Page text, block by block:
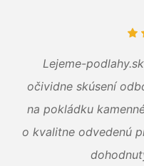
Lejeme-
očividne skúsení
na pokládku
o kvalitne odvedenú